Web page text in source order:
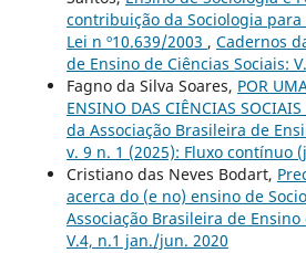
contribuição da Sociologia
Lei n º10.639/2003 , Cadernos
de Ensino de Ciências Sociais:
Fagno da Silva Soares, POR
ENSINO DAS CIÊNCIAS
da Associação Brasileira de
v. 9 n. 1 (2025): Fluxo contínuo
Cristiano das Neves Bodart,
acerca do (e no) ensino de
Associação Brasileira de Ensino
V.4, n.1 jan./jun. 2020